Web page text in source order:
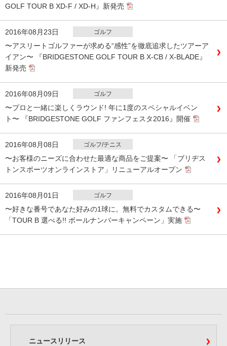
GOLF TOUR B XD-F / XD-H』新発売
2016年08月23日 ゴルフ
〜アスリートゴルファーが求める“感性”を徹底追求したツアーア
イアン〜 『BRIDGESTONE GOLF TOUR B X-CB / X-BLADE』
新発売
2016年08月09日 ゴルフ
〜プロと一緒に楽しくラウンド! 年に1度のスペシャルイベン
ト〜 『BRIDGESTONE GOLF ファンフェスタ2016』開催
2016年08月08日 ゴルフ/テニス
〜お客様のニーズに合わせた最適な商品をご提案〜 「ブリヂス
トンスポーツオンラインストア」リニューアルオープン
2016年08月01日 ゴルフ
〜好きな番号であなた好みの1球に。無料でカスタムできる〜
「TOUR B 選べる!! ボールナンバーキャンペーン」実施
ニュースリリース